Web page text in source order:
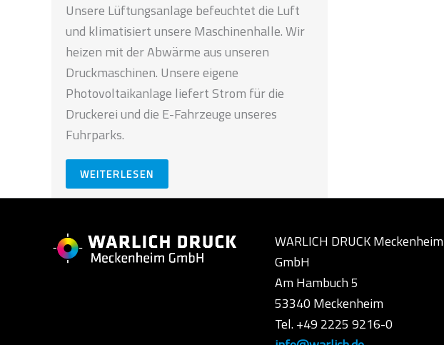
Unsere Lüftungsanlage befeuchtet die Luft
und klimatisiert unsere Maschinenhalle. Wir
heizen mit der Abwärme aus unseren
Druckmaschinen. Unsere eigene
Photovoltaikanlage liefert Strom für die
Druckerei und die E-Fahrzeuge unseres
Fuhrparks.
WEITERLESEN
WARLICH DRUCK Meckenheim
GmbH
Am Hambuch 5
53340 Meckenheim
Tel. +49 2225 9216-0